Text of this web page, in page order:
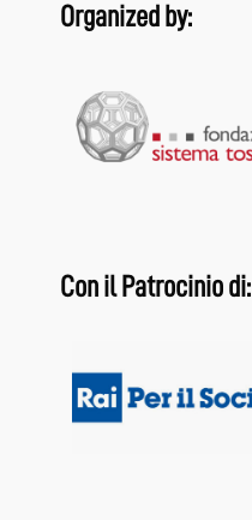
Organized by:
Con il Patrocinio di: